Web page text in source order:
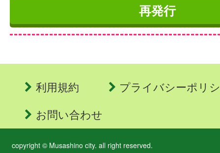
利用規約
プライバシーポリ
お問い合わせ
copyright © Musashino city. all right reserved.